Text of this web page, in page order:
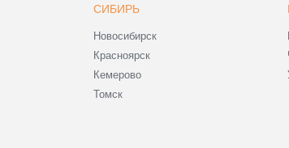
СИБИРЬ
Новосибирск
Красноярск
Кемерово
Томск